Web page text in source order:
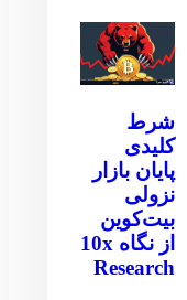
شرط
کلیدی
پایان بازار
نزولی
بیت‌کوین
از نگاه 10x
Research